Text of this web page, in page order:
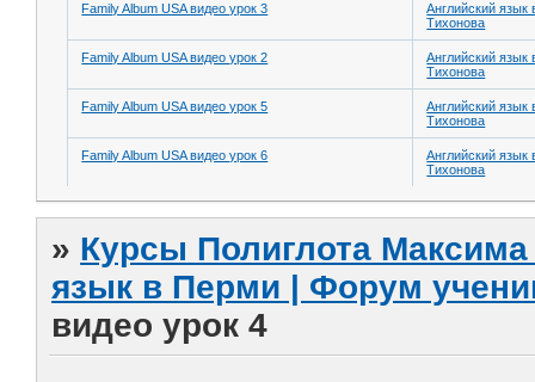
Family Album USA видео урок 3
Английский
Тихонова
Family Album USA видео урок 2
Английский
Тихонова
Family Album USA видео урок 5
Английский
Тихонова
Family Album USA видео урок 6
Английский
Тихонова
» Курсы Полиглота
язык в Перми | Форум
видео урок 4